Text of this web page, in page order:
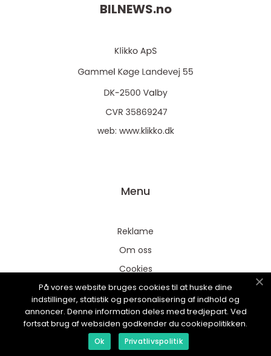
BILNEWS.no
web: www.klikko.dk
Menu
Reklame
Om oss
Cookies
Kontakt Oss
Sitemap
På vores website bruges cookies til at huske dine
indstillinger, statistik og personalisering af indhold og
annoncer. Denne information deles med tredjepart. Ved
fortsat brug af websiden godkender du cookiepolitikken.
Ok Privatlivspolitik